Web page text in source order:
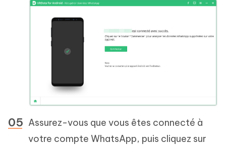
Assurez-vous que vous êtes connecté à
votre compte WhatsApp, puis cliquez sur